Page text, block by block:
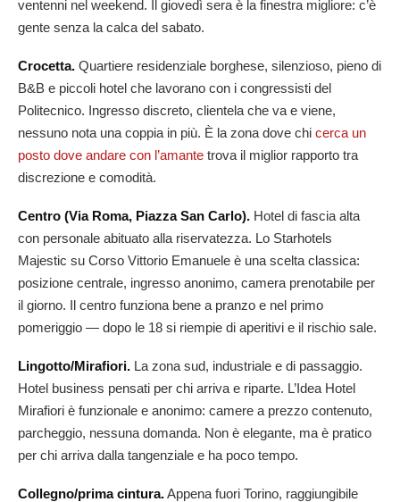
ventenni nel weekend. Il giovedì sera è la finestra migliore: c’è
gente senza la calca del sabato.
Crocetta. Quartiere residenziale borghese, silenzioso, pieno di
B&B e piccoli hotel che lavorano con i congressisti del
Politecnico. Ingresso discreto, clientela che va e viene,
nessuno nota una coppia in più. È la zona dove chi cerca un
posto dove andare con l’amante trova il miglior rapporto tra
discrezione e comodità.
Centro (Via Roma, Piazza San Carlo). Hotel di fascia alta
con personale abituato alla riservatezza. Lo Starhotels
Majestic su Corso Vittorio Emanuele è una scelta classica:
posizione centrale, ingresso anonimo, camera prenotabile per
il giorno. Il centro funziona bene a pranzo e nel primo
pomeriggio — dopo le 18 si riempie di aperitivi e il rischio sale.
Lingotto/Mirafiori. La zona sud, industriale e di passaggio.
Hotel business pensati per chi arriva e riparte. L’Idea Hotel
Mirafiori è funzionale e anonimo: camere a prezzo contenuto,
parcheggio, nessuna domanda. Non è elegante, ma è pratico
per chi arriva dalla tangenziale e ha poco tempo.
Collegno/prima cintura.Appena fuori Torino, raggiungibile